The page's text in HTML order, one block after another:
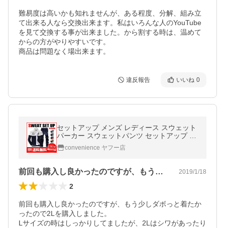
難易度は高いかも知れませんが、ある程度、分解、組み立
て出来る人なら交換出来ます。私はいろんな人のYouTube
を見て交換する事が出来ました。から割する時は、温めて
からの方がやりやすいです。
商品は問題なく場出来ます。
違反報告 いいね 0
セットアップ メンズ レディース スウェット
パーカー スウェットパンツ セットアップ 秋
上下セット カジュアル ジャージ 上下セット
送料無料
convenience ヤフー店
前回も購入し良かったのですが、もう少し… 2019/1/18
2
前回も購入し良かったのですが、もう少しダボっと着たか
ったので2Lを購入しました。
Lサイズの時はしっかりしてましたが、2Lはシワがあったり